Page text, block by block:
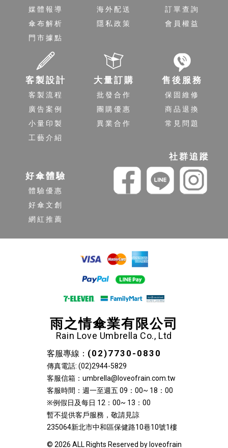
媒體報導
傘布解析
門市據點
海外配送
隱私政策
訂單查詢
會員權益
客製設計
客製流程
廣告案例
小量印製
工藝介紹
大量訂購
批發合作
團購優惠
異業合作
售後服務
保固維修
商品退換
常見問題
好傘體驗
體驗優惠
好傘文創
網紅推薦
社群追蹤
雨之情傘業有限公司
Rain Love Umbrella Co., Ltd
客服專線： (02)7730-0830
傳真電話: (02)2944-5829
客服信箱：umbrella@loveofrain.com.tw
客服時間：週一至週五 09：00~ 18：00
※例假日及每日 12：00~ 13：00
暫不提供客戶服務，敬請見諒
235064新北市中和區保健路10巷10號1樓
© 2026 ALL Rights Reserved by loveofrain